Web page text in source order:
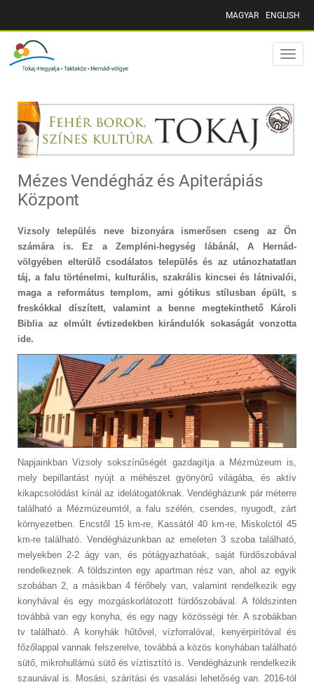
MAGYAR ENGLISH
Toggle
Mézes Vendégház és Apiterápiás
Központ
Vizsoly település neve bizonyára ismerősen cseng az Ön
számára is. Ez a Zempléni-hegység lábánál, A Hernád-
völgyében elterülő csodálatos település és az utánozhatatlan
táj, a falu történelmi, kulturális, szakrális kincsei és látnivalói,
maga a református templom, ami gótikus stílusban épült, s
freskókkal díszített, valamint a benne megtekinthető Károli
Biblia az elmúlt évtizedekben kirándulók sokaságát vonzotta
ide.
Napjainkban Vizsoly sokszínűségét gazdagítja a Mézmúzeum is,
mely bepillantást nyújt a méhészet gyönyörű világába, és aktív
kikapcsolódást kínál az idelátogatóknak. Vendégházunk pár méterre
található a Mézmúzeumtól, a falu szélén, csendes, nyugodt, zárt
környezetben. Encstől 15 km-re, Kassától 40 km-re, Miskolctól 45
km-re található. Vendégházunkban az emeleten 3 szoba található,
melyekben 2-2 ágy van, és pótágyazhatóak, saját fürdőszobával
rendelkeznek. A földszinten egy apartman rész van, ahol az egyik
szobában 2, a másikban 4 férőhely van, valamint rendelkezik egy
konyhával és egy mozgáskorlátozott fürdőszobával. A földszinten
továbbá van egy konyha, és egy nagy közösségi tér. A szobákban
tv található. A konyhák hűtővel, vízforralóval, kenyérpirítóval és
főzőlappal vannak felszerelve, továbbá a közös konyhában található
sütő, mikrohullámú sütő és víztisztító is. Vendégházunk rendelkezik
szaunával is. Mosási, szárítási és vasalási lehetőség van. 2016-tól